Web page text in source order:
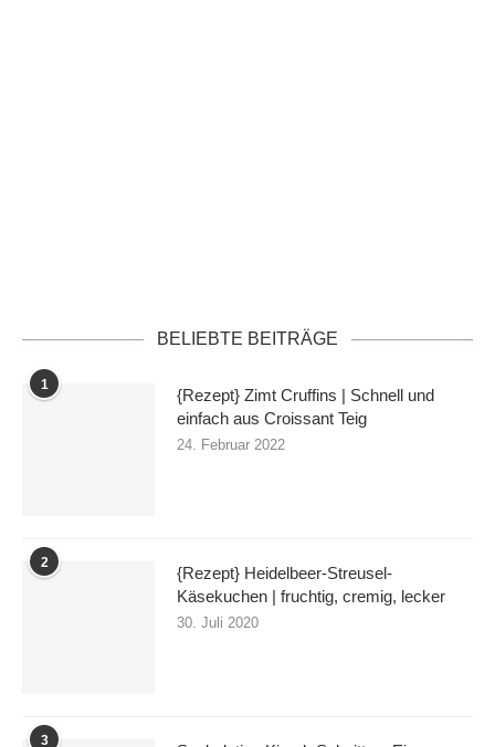
BELIEBTE BEITRÄGE
1
{Rezept} Zimt Cruffins | Schnell und
einfach aus Croissant Teig
24. Februar 2022
2
{Rezept} Heidelbeer-Streusel-
Käsekuchen | fruchtig, cremig, lecker
30. Juli 2020
3